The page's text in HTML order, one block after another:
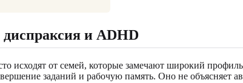
и ADHD
исходят от семей, которые замечают широкий
заданий и рабочую память. Оно не объясняет